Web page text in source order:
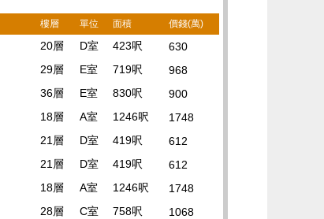
樓層 單位 面積 價錢(萬)
20層 D室 423呎
630
29層 E室 719呎
968
36層 E室 830呎
900
18層 A室 1246呎
1748
21層 D室 419呎
612
21層 D室 419呎
612
18層 A室 1246呎
1748
28層 C室 758呎
1068